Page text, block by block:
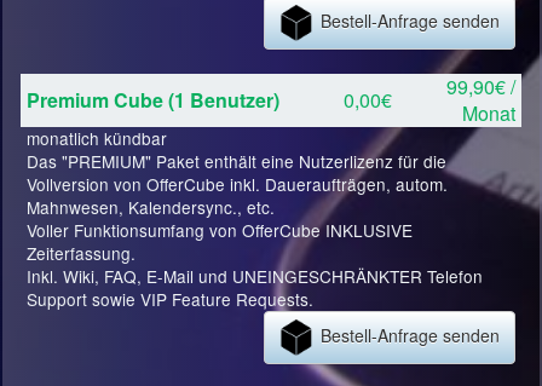
Bestell-Anfrage senden
Premium Cube (1 Benutzer) 0,00€
99,90€ /
Monat
monatlich kündbar
Das "PREMIUM" Paket enthält eine Nutzerlizenz für die
Vollversion von OfferCube inkl. Daueraufträgen, autom.
Mahnwesen, Kalendersync., etc.
Voller Funktionsumfang von OfferCube INKLUSIVE
Zeiterfassung.
Inkl. Wiki, FAQ, E-Mail und UNEINGESCHRÄNKTER Telefon
Support sowie VIP Feature Requests.
Bestell-Anfrage senden